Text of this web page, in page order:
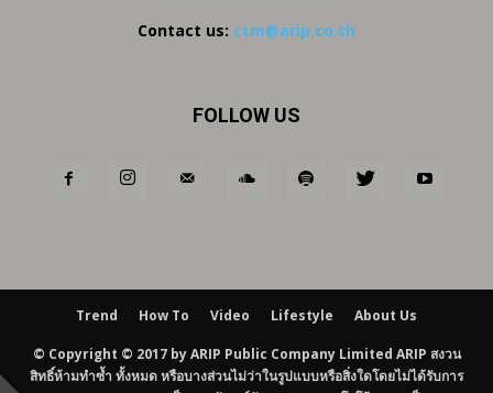
Contact us: ctm@arip.co.th
FOLLOW US
Trend How To Video Lifestyle About Us
© Copyright © 2017 by ARIP Public Company Limited ARIP สงวน
สิทธิ์ห้ามทำซ้ำ ทั้งหมด หรือบางส่วนไม่ว่าในรูปแบบหรือสิ่งใดโดยไม่ได้รับการ